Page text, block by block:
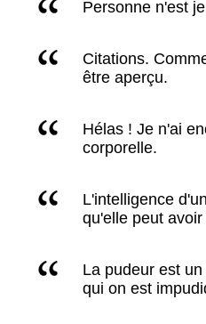
Personne n'est
Citations.
être aperçu.
Hélas ! Je n'ai
corporelle.
L'intelligence
qu'elle peut
La pudeur est
qui on est